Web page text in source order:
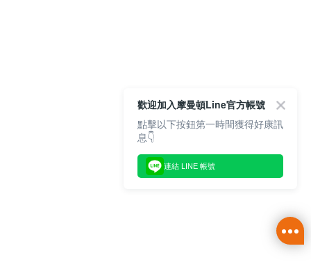
歡迎加入摩曼頓Line官方帳號
點擊以下按鈕第一時間獲得好康訊
息👇
連結 LINE 帳號